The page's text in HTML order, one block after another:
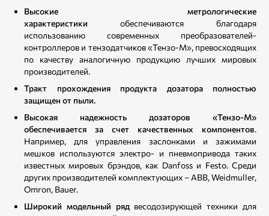
Высокие метрологические
характеристики обеспечиваются благодаря
использованию современных преобразователей-
контроллеров и тензодатчиков «Тензо-М», превосходящих
по качеству аналогичную продукцию лучших мировых
производителей.
Тракт прохождения продукта дозатора полностью
защищен от пыли.
Высокая надежность дозаторов «Тензо-М»
обеспечивается за счет качественных компонентов.
Например, для управления заслонками и зажимами
мешков используются электро- и пневмопривода таких
известных мировых брэндов, как Danfoss и Festo. Среди
других производителей комплектующих – ABB, Weidmuller,
Omron, Bauer.
Широкий модельный ряд весодозирующей техники для